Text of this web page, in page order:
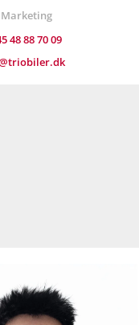
Marketing
48 88 70 09